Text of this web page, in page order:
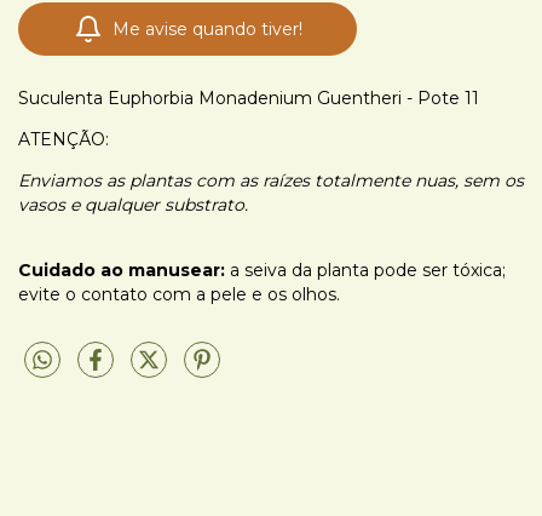
Me avise quando tiver!
Suculenta Euphorbia Monadenium Guentheri - Pote 11
ATENÇÃO:
Enviamos as plantas com as raízes totalmente nuas, sem os
vasos e qualquer substrato.
Cuidado ao manusear: a seiva da planta pode ser tóxica;
evite o contato com a pele e os olhos.